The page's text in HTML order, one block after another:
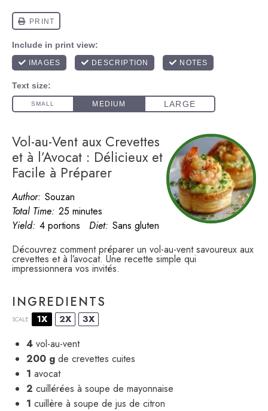
Vol-au-Vent aux Crevettes
et à l’Avocat : Délicieux et
Facile à Préparer
Author: Souzan
Total Time: 25 minutes
Yield: 4 portions Diet: Sans gluten
Découvrez comment préparer un vol-au-vent savoureux aux
crevettes et à l’avocat. Une recette simple qui
impressionnera vos invités.
INGREDIENTS
SCALE 1X 2X 3X
4 vol-au-vent
200 g de crevettes cuites
1 avocat
2 cuillérées à soupe de mayonnaise
1 cuillère à soupe de jus de citron